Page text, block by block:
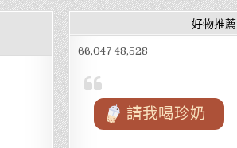
好物推薦
66,047 48,528
請我喝珍奶